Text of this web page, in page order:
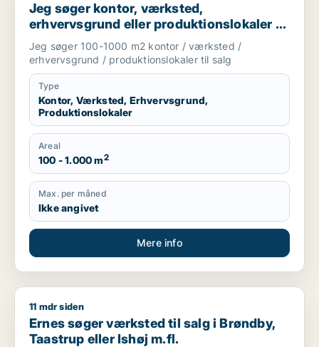
Jeg søger kontor, værksted,
erhvervsgrund eller produktionslokaler til
salg i Storkøbenhavn
Jeg søger 100-1000 m2 kontor / værksted /
erhvervsgrund / produktionslokaler til salg
Type
Kontor, Værksted, Erhvervsgrund,
Produktionslokaler
Areal
100 - 1.000 m2
Max. per måned
Ikke angivet
Mere info
Ernes søger værksted til salg i Brøndby, Taastrup eller Ishøj
11 mdr siden
Ernes søger værksted til salg i Brøndby,
Taastrup eller Ishøj m.fl.